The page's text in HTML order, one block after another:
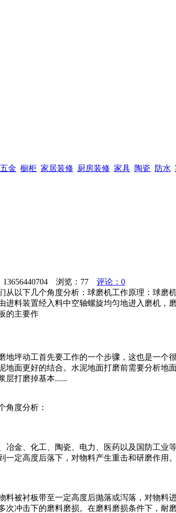
五金 橱柜 家居装修 厨房装修 家具 陶瓷 防水
浏览： 77
评论：0
以下几个角度分析：球磨机工作原理：球磨
料装置经入料中空轴螺旋均匀地进入磨机
的主要作
坪动工首先要工作的一个步骤，这也是一
面更好的结合。水泥地面打磨前需要分析
层打磨掉基本......
角度分析：
冶金、化工、陶瓷、电力、医药以及国防工业
定高度后落下，对物料产生重击和研磨作用。
被衬板带至一定高度后抛落或泻落，对物
冲击下的磨料磨损。在磨料磨损条件下，